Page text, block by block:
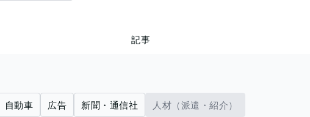
記事
自動車 広告 新聞・通信社 人材（派遣・紹介）